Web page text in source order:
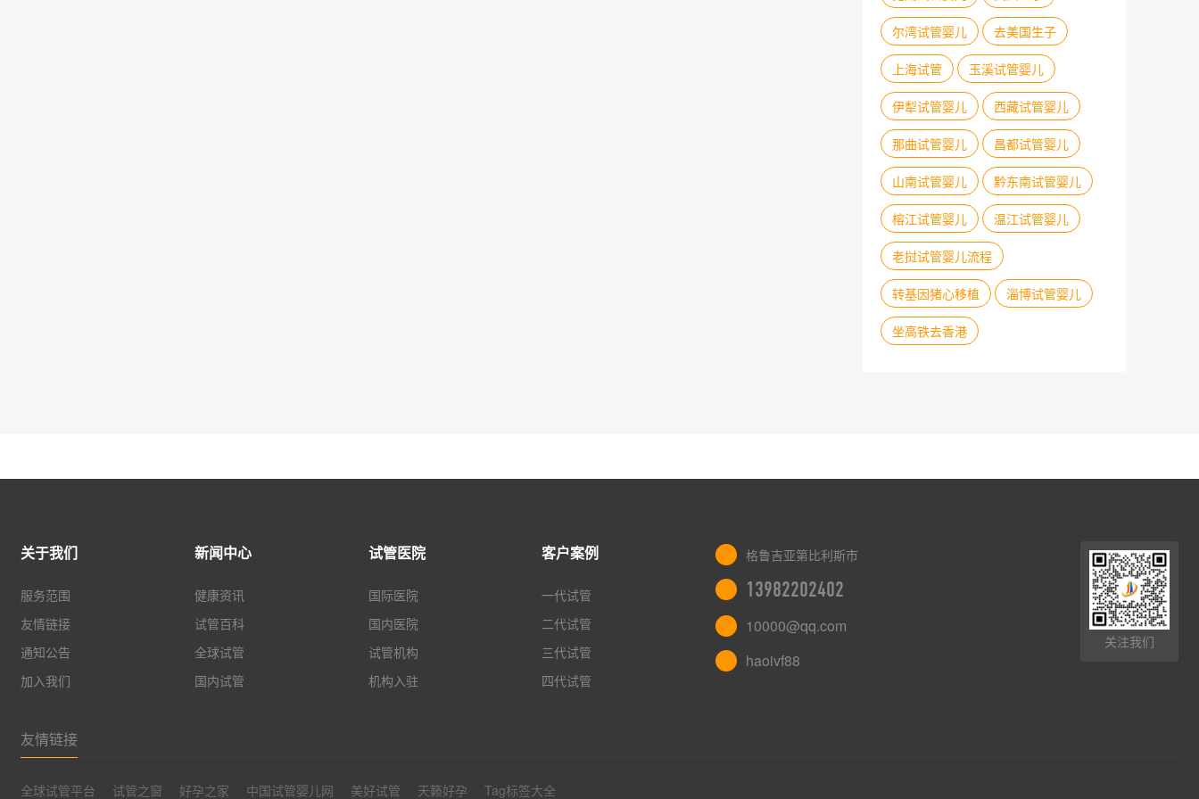
尔湾试管婴儿 去美国生子
上海试管 玉溪试管婴儿
伊犁试管婴儿 西藏试管婴儿
那曲试管婴儿 昌都试管婴儿
山南试管婴儿 黔东南试管婴儿
榕江试管婴儿 温江试管婴儿
老挝试管婴儿流程
转基因猪心移植 淄博试管婴儿
坐高铁去香港
关于我们
服务范围
友情链接
通知公告
加入我们
新闻中心
健康资讯
试管百科
全球试管
国内试管
试管医院
国际医院
国内医院
试管机构
机构入驻
客户案例
一代试管
二代试管
三代试管
四代试管
格鲁吉亚第比利斯市
13982202402
10000@qq.com
haoivf88
关注我们
友情链接
全球试管平台 试管之窗 好孕之家 中国试管婴儿网 美好试管 天籁好孕 Tag标签大全